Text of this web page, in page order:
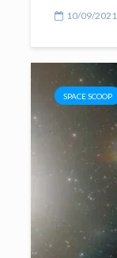
10/09/2021
SPACE SCOOP